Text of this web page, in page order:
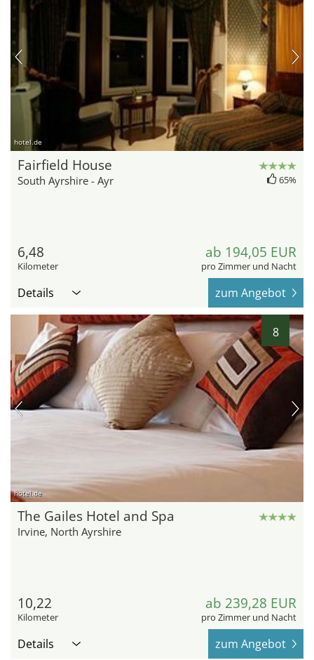
hotel.de
Fairfield House
South Ayrshire - Ayr 65%
6,48
Kilometer
ab 194,05 EUR
pro Zimmer und Nacht
Details zum Angebot
8
hotel.de
The Gailes Hotel and Spa
Irvine, North Ayrshire
10,22
Kilometer
ab 239,28 EUR
pro Zimmer und Nacht
Details zum Angebot